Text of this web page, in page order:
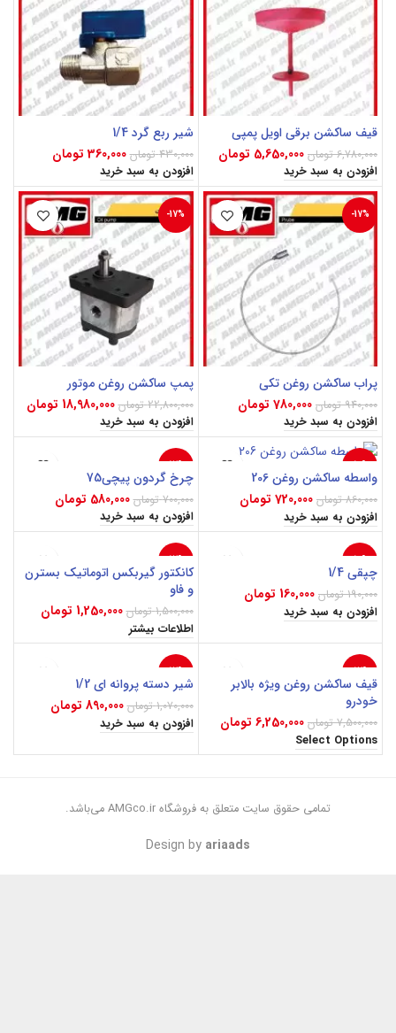
قیف ساکشن برقی اویل پمپی
6,780,000 تومان 5,650,000 تومان
افزودن به سبد خرید
شیر ربع گرد 1/4
430,000 تومان 360,000 تومان
افزودن به سبد خرید
-17%
پراب ساکشن روغن تکی
940,000 تومان 780,000 تومان
افزودن به سبد خرید
-17%
پمپ ساکشن روغن موتور
22,800,000 تومان 18,980,000 تومان
افزودن به سبد خرید
-16%
واسطه ساکشن روغن 206
860,000 تومان 720,000 تومان
افزودن به سبد خرید
-17%
چرخ گردون پیچی75
700,000 تومان 580,000 تومان
افزودن به سبد خرید
-16%
چپقی 1/4
190,000 تومان 160,000 تومان
افزودن به سبد خرید
-17%
اتمام مو
جودی
کانکتور گیربکس اتوماتیک بسترن
و فاو
1,500,000 تومان 1,250,000 تومان
اطلاعات بیشتر
-17%
قیف ساکشن روغن ویژه بالابر
خودرو
7,500,000 تومان 6,250,000 تومان
Select Options
-17%
شیر دسته پروانه ای 1/2
1,070,000 تومان 890,000 تومان
افزودن به سبد خرید
تمامی حقوق سایت متعلق به فروشگاه AMGco.ir می‌باشد.
Design by ariaads